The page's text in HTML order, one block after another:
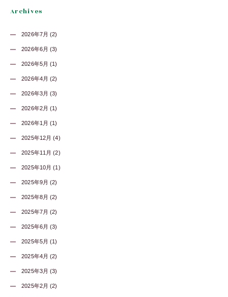
Archives
2026年7月 (2)
2026年6月 (3)
2026年5月 (1)
2026年4月 (2)
2026年3月 (3)
2026年2月 (1)
2026年1月 (1)
2025年12月 (4)
2025年11月 (2)
2025年10月 (1)
2025年9月 (2)
2025年8月 (2)
2025年7月 (2)
2025年6月 (3)
2025年5月 (1)
2025年4月 (2)
2025年3月 (3)
2025年2月 (2)